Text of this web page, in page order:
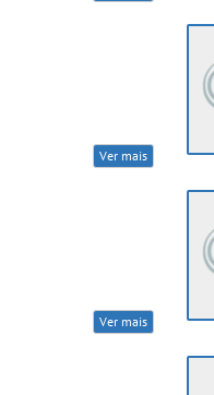
Ver mais
Ver mais